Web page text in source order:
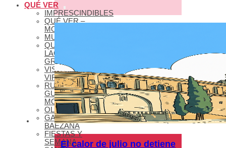
QUÉ VER
IMPRESCINDIBLES
QUÉ VER –
MONUMENTOS
MUSEOS
QUÉ VER –
LAGUNA
GRANDE
VISITAS
VIRTUALES
RUTAS Y
GUÍAS
MONUMENTALES
OLEOTURISMO
GASTRONOMÍA
BAEZANA
FIESTAS Y
SEMANAEl calor de julio no detiene